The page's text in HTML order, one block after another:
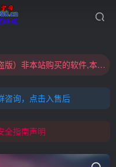
大家注意辨别盗版以免购买到（盗版）非本站购买的软件,本站概不负责!
大家注意辨别盗版以免购买到（盗版）非本站购买的软件,本站概不负责!
询，点击入售后
咨询，点击入售后
全指南声明